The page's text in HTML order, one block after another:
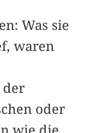
Was sie
waren
der
oder